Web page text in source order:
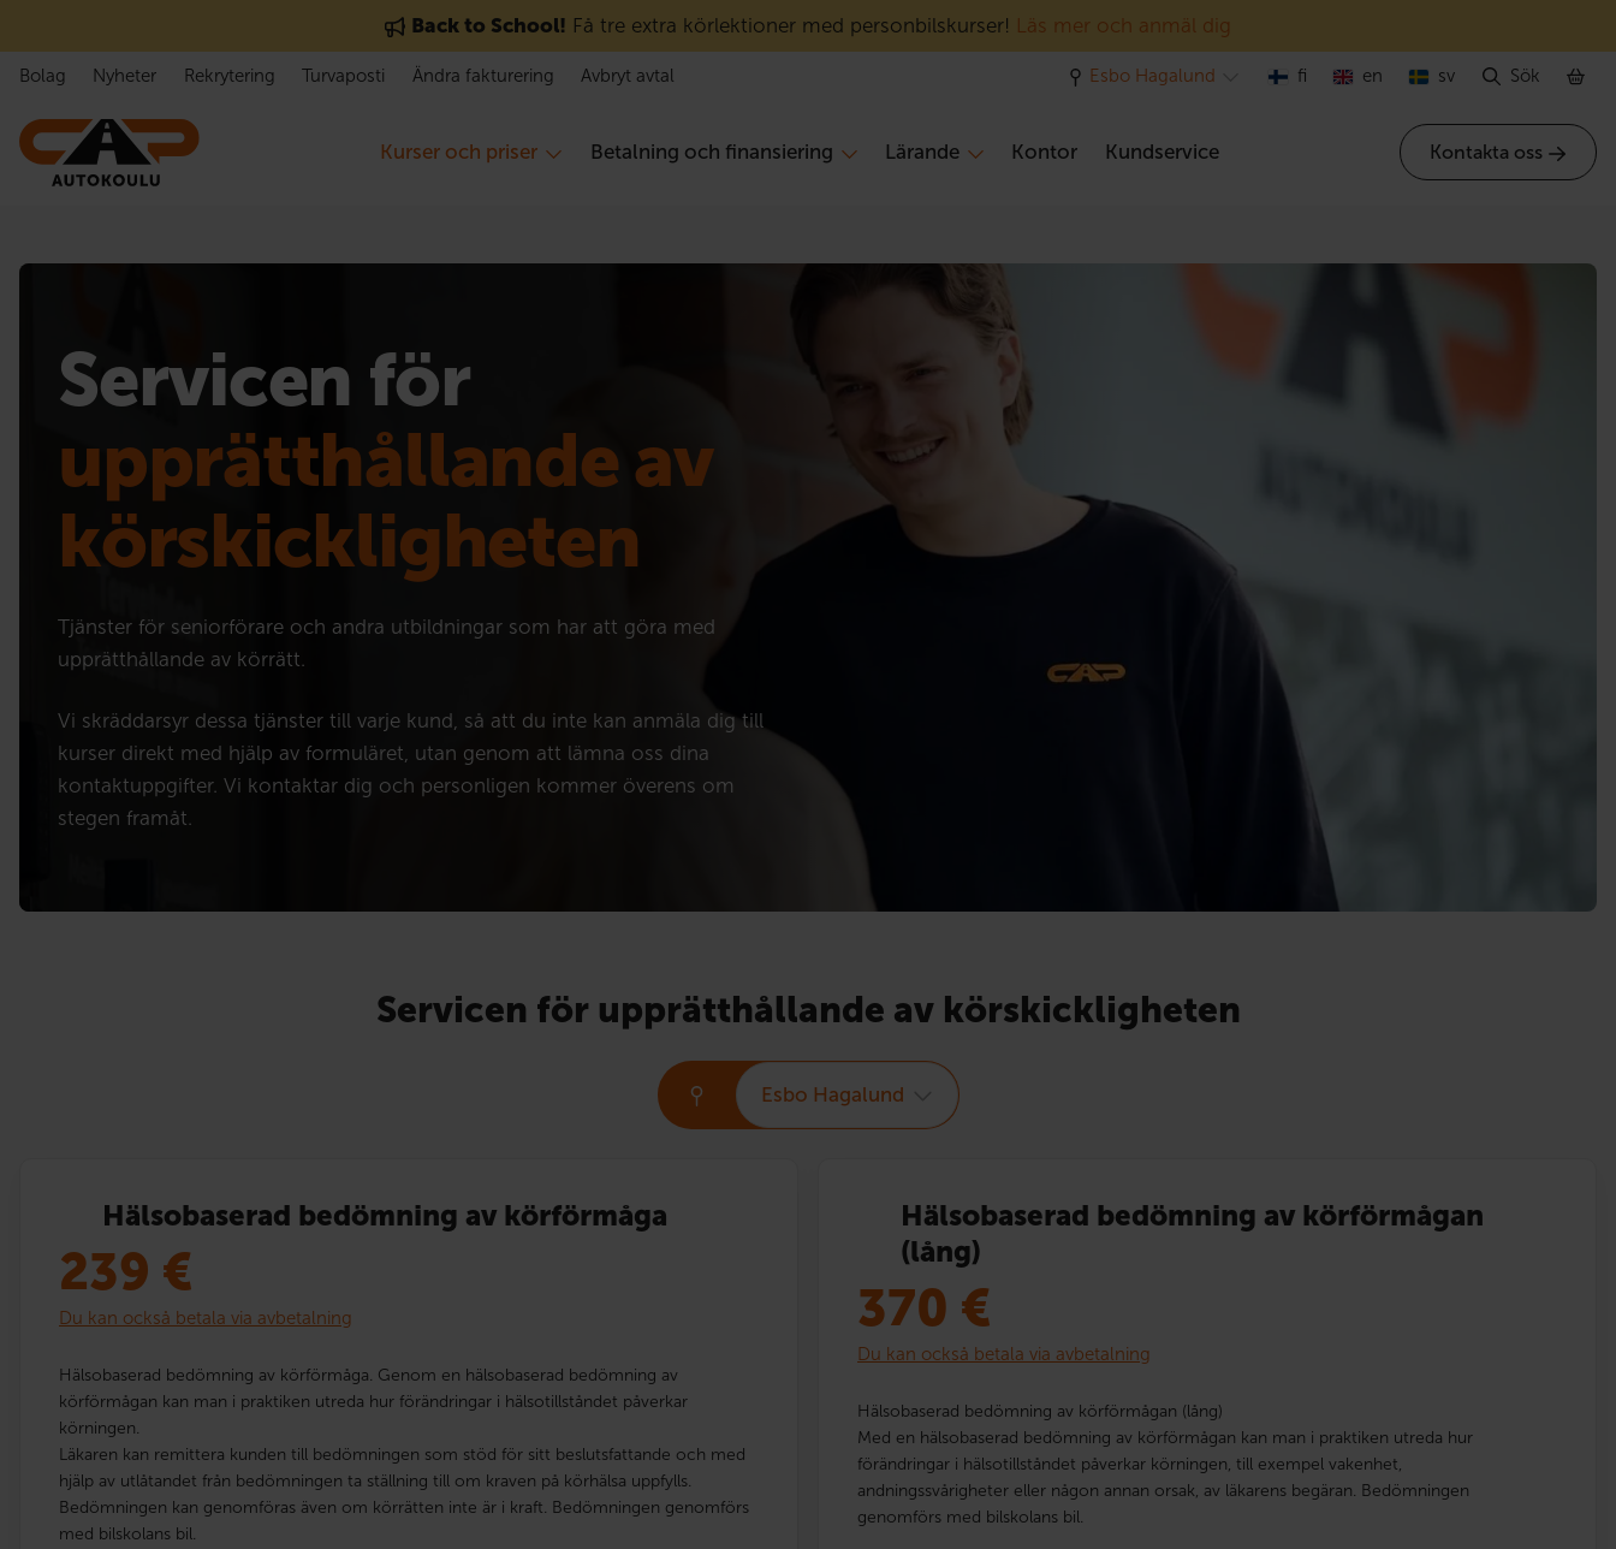
Back to School! Få tre extra körlektioner med personbilskurser! Läs mer och anmäl dig
Kurser och priser Betalning och finansiering Lärande Kontor Kundservice Kontakta oss
Bolag Nyheter Rekrytering Turvaposti Ändra fakturering Avbryt avtal Esbo Hagalund fi en sv Sök
Servicen för
upprätthållande av
körskickligheten
Tjänster för seniorförare och andra utbildningar som har att göra med
upprätthållande av körrätt.
Vi skräddarsyr dessa tjänster till varje kund, så att du inte kan anmäla dig till
kurser direkt med hjälp av formuläret, utan genom att lämna oss dina
kontaktuppgifter. Vi kontaktar dig och personligen kommer överens om
stegen framåt.
Servicen för upprätthållande av körskickligheten
Esbo Hagalund
Hälsobaserad bedömning av körförmåga
239 €
Du kan också betala via avbetalning
Hälsobaserad bedömning av körförmåga. Genom en hälsobaserad bedömning av
körförmågan kan man i praktiken utreda hur förändringar i hälsotillståndet påverkar
körningen.
Läkaren kan remittera kunden till bedömningen som stöd för sitt beslutsfattande och med
hjälp av utlåtandet från bedömningen ta ställning till om kraven på körhälsa uppfylls.
Bedömningen kan genomföras även om körrätten inte är i kraft. Bedömningen genomförs
med bilskolans bil.
Hälsobaserad bedömning av körförmågan
(lång)
370 €
Du kan också betala via avbetalning
Hälsobaserad bedömning av körförmågan (lång)
Med en hälsobaserad bedömning av körförmågan kan man i praktiken utreda hur
förändringar i hälsotillståndet påverkar körningen, till exempel vakenhet,
andningssvårigheter eller någon annan orsak, av läkarens begäran. Bedömningen
genomförs med bilskolans bil.